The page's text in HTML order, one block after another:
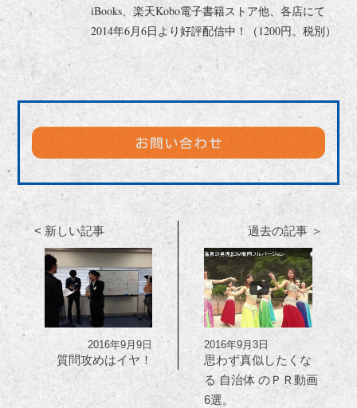
iBooks、楽天Kobo電子書籍ストア他、各店にて
2014年6月6日より好評配信中！（1200円。税別）
< 新しい記事
2016年9月9日
質問攻めはイヤ！
過去の記事 ＞
2016年9月3日
思わず真似したくな
る 自治体 のＰＲ動画
6選。